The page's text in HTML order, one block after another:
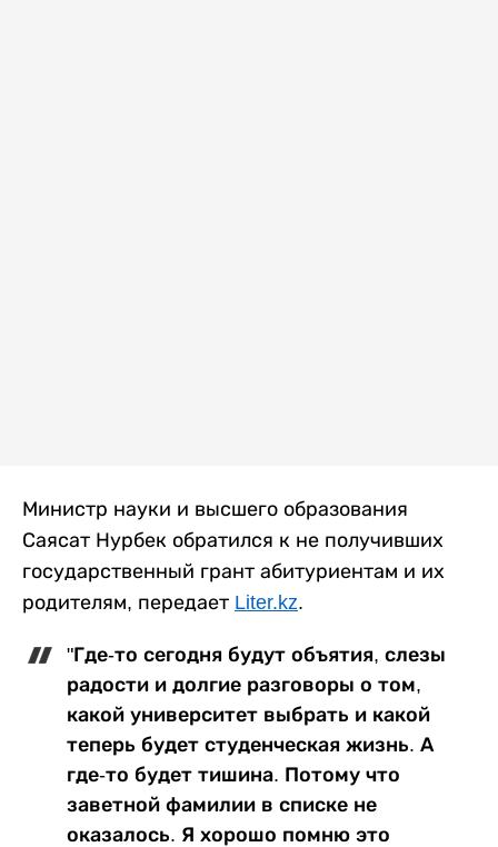
Министр науки и высшего образования
Саясат Нурбек обратился к не получивших
государственный грант абитуриентам и их
родителям, передает Liter.kz.
"Где-то сегодня будут объятия, слезы
радости и долгие разговоры о том,
какой университет выбрать и какой
теперь будет студенческая жизнь. А
где-то будет тишина. Потому что
заветной фамилии в списке не
оказалось. Я хорошо помню это